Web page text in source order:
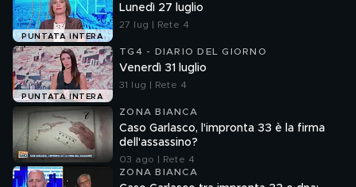
PUNTATA INTERA
Lunedì 27 luglio
27 lug | Rete 4
PUNTATA INTERA
TG4 - DIARIO DEL GIORNO
Venerdì 31 luglio
31 lug | Rete 4
ZONA BIANCA
Caso Garlasco, l'impronta 33 è la firma
dell'assassino?
03 ago | Rete 4
ZONA BIANCA